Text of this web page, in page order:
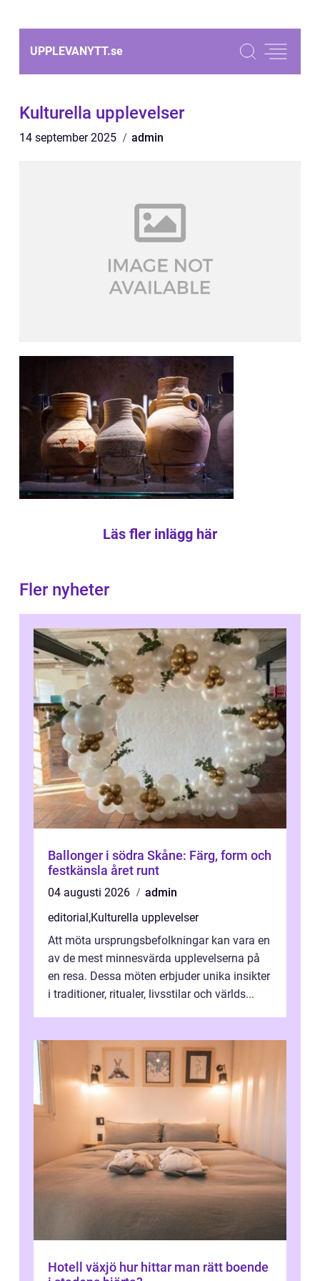
UPPLEVANYTT.se
Kulturella upplevelser
14 september 2025 admin
Läs fler inlägg här
Fler nyheter
Ballonger i södra Skåne: Färg, form och
festkänsla året runt
04 augusti 2026
admin
editorial,Kulturella upplevelser
Att möta ursprungsbefolkningar kan vara en
av de mest minnesvärda upplevelserna på
en resa. Dessa möten erbjuder unika insikter
i traditioner, ritualer, livsstilar och världs...
Hotell växjö hur hittar man rätt boende